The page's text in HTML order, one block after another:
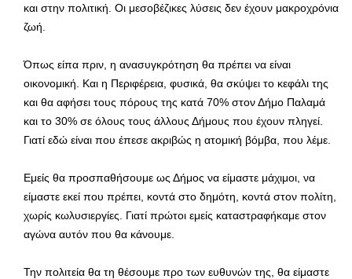
και στην πολιτική. Οι μεσοβέζικες λύσεις δεν έχουν μακροχρόνια
ζωή.
Όπως είπα πριν, η ανασυγκρότηση θα πρέπει να είναι
οικονομική. Και η Περιφέρεια, φυσικά, θα σκύψει το κεφάλι της
και θα αφήσει τους πόρους της κατά 70% στον Δήμο Παλαμά
και το 30% σε όλους τους άλλους Δήμους που έχουν πληγεί.
Γιατί εδώ είναι που έπεσε ακριβώς η ατομική βόμβα, που λέμε.
Εμείς θα προσπαθήσουμε ως Δήμος να είμαστε μάχιμοι, να
είμαστε εκεί που πρέπει, κοντά στο δημότη, κοντά στον πολίτη,
χωρίς κωλυσιεργίες. Γιατί πρώτοι εμείς καταστραφήκαμε στον
αγώνα αυτόν που θα κάνουμε.
Την πολιτεία θα τη θέσουμε προ των ευθυνών της, θα είμαστε